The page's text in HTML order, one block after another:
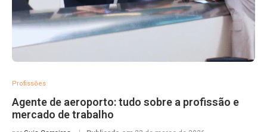
Profissões
Agente de aeroporto: tudo sobre a profissão e
mercado de trabalho